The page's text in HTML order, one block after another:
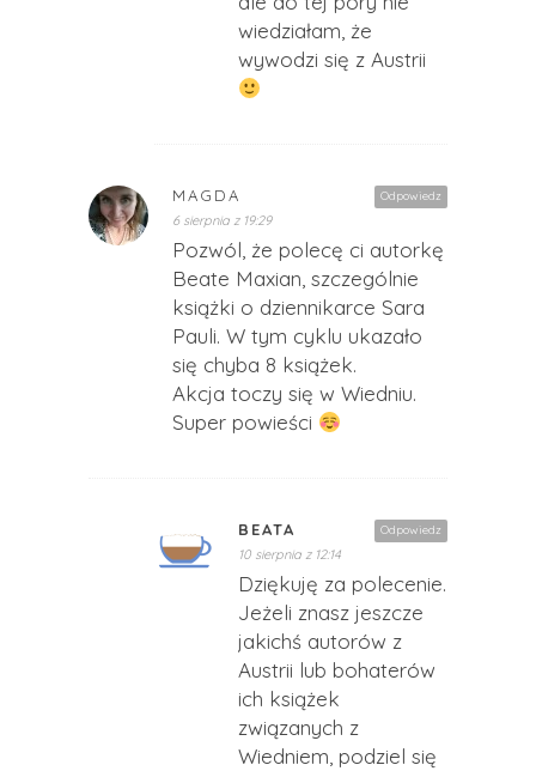
wiedziałam, że
wywodzi się z Austrii
Odpowiedz
MAGDA
6 sierpnia z 19:29
Pozwól, że polecę ci autorkę
Beate Maxian, szczególnie
książki o dziennikarce Sara
Pauli. W tym cyklu ukazało
się chyba 8 książek.
Akcja toczy się w Wiedniu.
Super powieści
Odpowiedz
BEATA
10 sierpnia z 12:14
Dziękuję za polecenie.
Jeżeli znasz jeszcze
jakichś autorów z
Austrii lub bohaterów
ich książek
związanych z
Wiedniem, podziel się